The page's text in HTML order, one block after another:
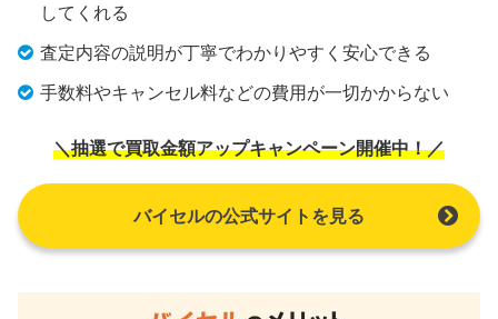
してくれる
査定内容の説明が丁寧でわかりやすく安心できる
手数料やキャンセル料などの費用が一切かからない
＼抽選で買取金額アップキャンペーン開催中！／
バイセルの公式サイトを見る